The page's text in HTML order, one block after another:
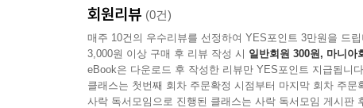
회원리뷰 (0건)
매주 10건의 우수리뷰를 선정하여 YES포인트 3만원을 드립
3,000원 이상 구매 후 리뷰 작성 시 일반회원 300원, 마니아
eBook은 다운로드 후 작성한 리뷰만 YES포인트 지급됩니
클래스는 첫번째 회차 주문확정 시점부터 마지막 회차 주
사락 독서모임으로 진행된 클래스는 사락 독서모임 게시판